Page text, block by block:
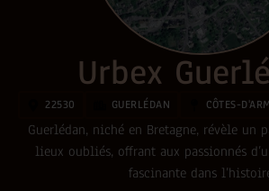
Urbex
22530 GUERLÉDAN CÔTES-
Guerlédan, niché en Bretagne, révèle un
lieux oubliés, offrant aux passionnés
fascinante dans